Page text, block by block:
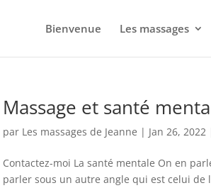
Bienvenue Les massages
Massage et santé
par Les massages de Jeanne | Jan 26, 2022
Contactez-moi La santé mentale On en
parler sous un autre angle qui est celui